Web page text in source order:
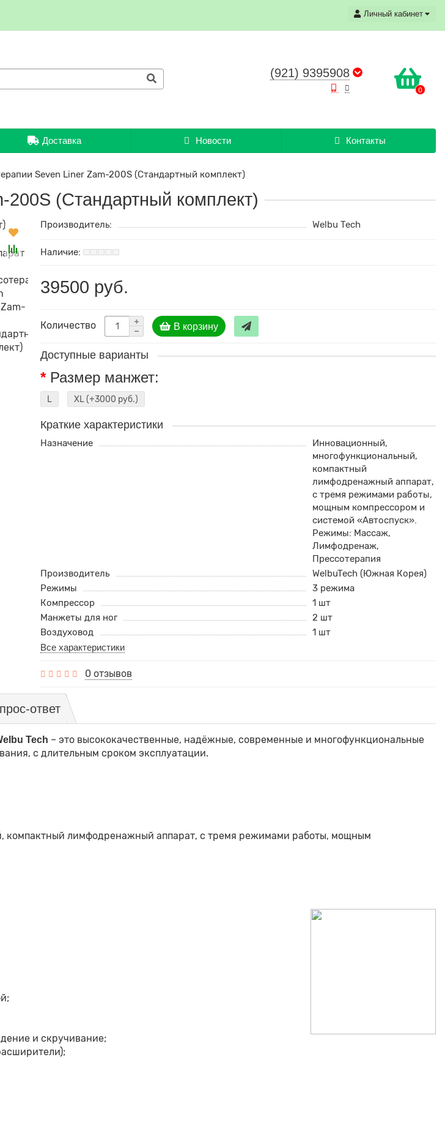
Личный кабинет
(921) 9395908
0
Доставка Новости Контакты
Seven Liner Zam-200S (Стандартный комплект)
200S (Стандартный комплект)
Производитель: Welbu Tech
39500 руб.
Количество В корзину
Доступные варианты
Размер манжет:
L XL (+3000 руб.)
Краткие характеристики
Назначение
Инновационный,
многофункциональный,
компактный
лимфодренажный аппарат,
с тремя режимами работы,
мощным компрессором и
системой «Автоспуск».
Режимы: Массаж,
Лимфодренаж,
Прессотерапия
Производитель
WelbuTech (Южная Корея)
Режимы
3 режима
Компрессор
1 шт
Манжеты для ног
2 шт
Воздуховод
1 шт
Все характеристики
0 отзывов
ответ
Tech – это высококачественные, надёжные, современные и многофункциональные
с длительным сроком эксплуатации.
компактный лимфодренажный аппарат, с тремя режимами работы, мощным
и скручивание;